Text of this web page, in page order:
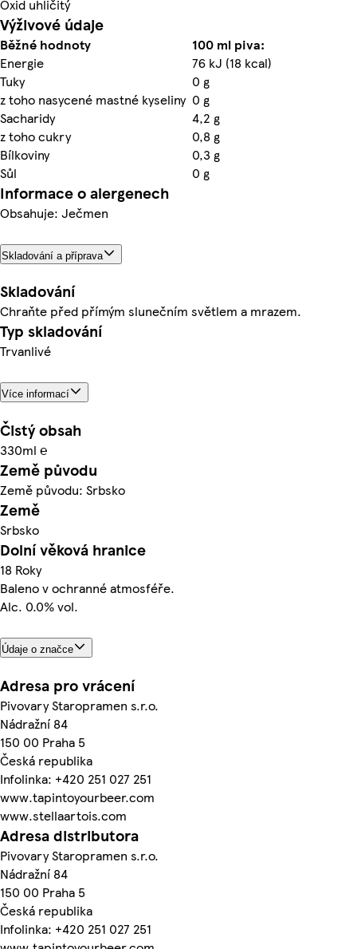
Oxid uhličitý
Výživové údaje
Běžné hodnoty
100 ml piva:
Energie
76 kJ (18 kcal)
Tuky
0 g
z toho nasycené mastné kyseliny 0 g
Sacharidy
4,2 g
z toho cukry
0,8 g
Bílkoviny
0,3 g
Sůl
0 g
Informace o alergenech
Obsahuje: Ječmen
Skladování a příprava
Skladování
Chraňte před přímým slunečním světlem a mrazem.
Typ skladování
Trvanlivé
Více informací
Čistý obsah
330ml ℮
Země původu
Země původu: Srbsko
Země
Srbsko
Dolní věková hranice
18 Roky
Baleno v ochranné atmosféře.
Alc. 0.0% vol.
Údaje o značce
Adresa pro vrácení
Pivovary Staropramen s.r.o.
Nádražní 84
150 00 Praha 5
Česká republika
Infolinka: +420 251 027 251
www.tapintoyourbeer.com
www.stellaartois.com
Adresa distributora
Pivovary Staropramen s.r.o.
Nádražní 84
150 00 Praha 5
Česká republika
Infolinka: +420 251 027 251